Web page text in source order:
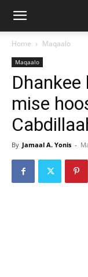
Home Maqaalo
Maqaalo
mise
By Jamaal A. Yonis -